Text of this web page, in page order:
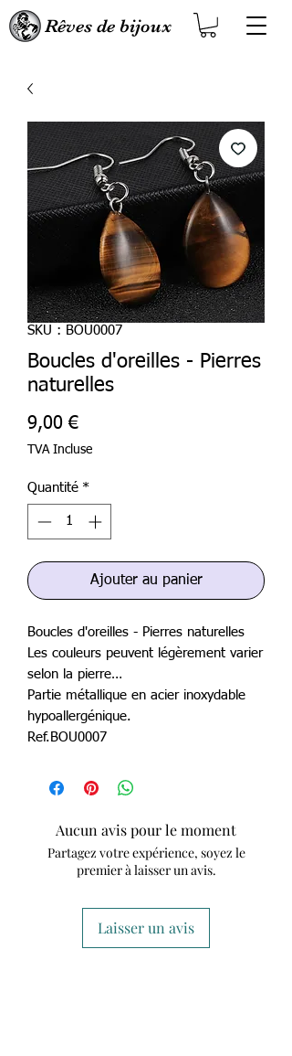
Rêves de bijoux
SKU : BOU0007
Boucles d'oreilles - Pierres
naturelles
9,00 €Prix
TVA Incluse
Quantité *
Ajouter au panier
Boucles d'oreilles - Pierres naturelles
Les couleurs peuvent légèrement varier
selon la pierre…
Partie métallique en acier inoxydable
hypoallergénique.
Ref.BOU0007
Aucun avis pour le moment
Partagez votre expérience, soyez le
premier à laisser un avis.
Laisser un avis